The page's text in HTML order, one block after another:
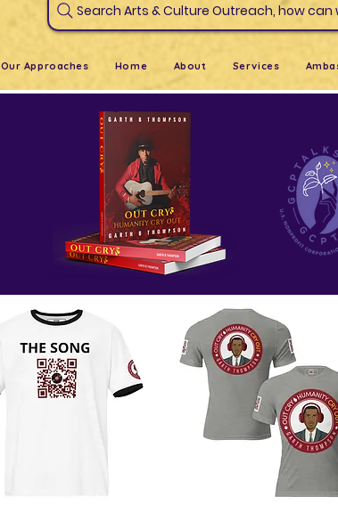
Search Arts & Culture Outreach, how
Our Approaches Home About Services